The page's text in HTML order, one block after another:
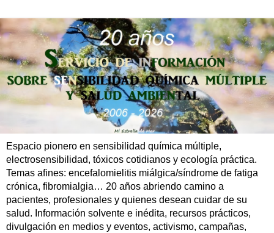
Espacio pionero en sensibilidad química múltiple,
electrosensibilidad, tóxicos cotidianos y ecología práctica.
Temas afines: encefalomielitis miálgica/síndrome de fatiga
crónica, fibromialgia… 20 años abriendo camino a
pacientes, profesionales y quienes desean cuidar de su
salud. Información solvente e inédita, recursos prácticos,
divulgación en medios y eventos, activismo, campañas,